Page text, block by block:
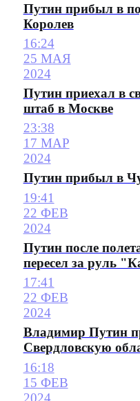
Путин прибыл в
Королев
16:24
25 МАЯ
2024
Путин приехал в
штаб в Москве
23:38
17 МАР
2024
Путин прибыл в
19:41
22 ФЕВ
2024
Путин после
пересел за руль
17:41
22 ФЕВ
2024
Владимир Путин
Свердловскую
16:18
15 ФЕВ
2024